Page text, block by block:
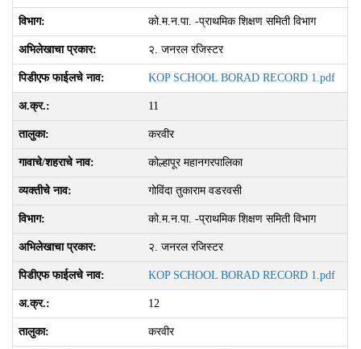
को.म.न.पा. -प्राथमिक शिक्षण समिती विभाग
२. जनरल रजिस्‍टर
KOP SCHOOL BORAD RECORD 1.pdf
11
करवीर
कोल्हापूर महानगरपालिका
गोविंदा तुकाराम वडरवसी
को.म.न.पा. -प्राथमिक शिक्षण समिती विभाग
२. जनरल रजिस्‍टर
KOP SCHOOL BORAD RECORD 1.pdf
12
करवीर